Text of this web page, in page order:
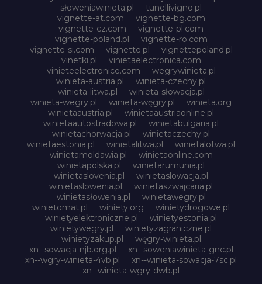
słoweniawinieta.pl
tunellivigno.pl
vignette-at.com
vignette-bg.com
vignette-cz.com
vignette-pl.com
vignette-poland.pl
vignette-ro.com
vignette-si.com
vignette.pl
vignettepoland.pl
vinetki.pl
vinietaelectronica.com
vinieteelectronice.com
wegrywinieta.pl
winieta-austria.pl
winieta-czechy.pl
winieta-litwa.pl
winieta-słowacja.pl
winieta-wegry.pl
winieta-węgry.pl
winieta.org
winietaaustria.pl
winietaaustriaonline.pl
winietaautostradowa.pl
winietabulgaria.pl
winietachorwacja.pl
winietaczechy.pl
winietaestonia.pl
winietalitwa.pl
winietalotwa.pl
winietamoldawia.pl
winietaonline.com
winietapolska.pl
winietarumunia.pl
winietaslovenia.pl
winietaslowacja.pl
winietaslowenia.pl
winietaszwajcaria.pl
winietasłowenia.pl
winietawegry.pl
winietomat.pl
winiety.org
winietydrogowe.pl
winietyelektroniczne.pl
winietyestonia.pl
winietywegry.pl
winietyzagraniczne.pl
winietyzakup.pl
węgry-winieta.pl
xn--sowacja-njb.org.pl
xn--soweniawinieta-gnc.pl
xn--wgry-winieta-4vb.pl
xn--winieta-sowacja-7sc.pl
xn--winieta-wgry-dwb.pl